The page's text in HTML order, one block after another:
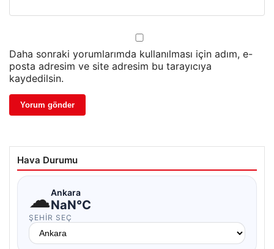
Daha sonraki yorumlarımda kullanılması için adım, e-
posta adresim ve site adresim bu tarayıcıya
kaydedilsin.
Hava Durumu
☁Ankara
NaN°C
ŞEHIR SEÇ